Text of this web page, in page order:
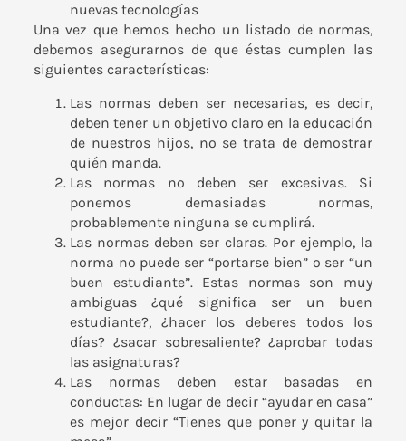
nuevas tecnologías
Una vez que hemos hecho un listado de normas,
debemos asegurarnos de que éstas cumplen las
siguientes características:
Las normas deben ser necesarias, es decir,
deben tener un objetivo claro en la educación
de nuestros hijos, no se trata de demostrar
quién manda.
Las normas no deben ser excesivas. Si
ponemos demasiadas normas,
probablemente ninguna se cumplirá.
Las normas deben ser claras. Por ejemplo, la
norma no puede ser “portarse bien” o ser “un
buen estudiante”. Estas normas son muy
ambiguas ¿qué significa ser un buen
estudiante?, ¿hacer los deberes todos los
días? ¿sacar sobresaliente? ¿aprobar todas
las asignaturas?
Las normas deben estar basadas en
conductas: En lugar de decir “ayudar en casa”
es mejor decir “Tienes que poner y quitar la